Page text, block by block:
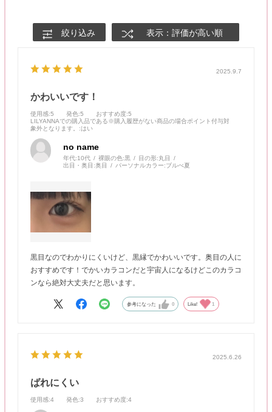
絞り込み 表示：評価が高い順
2025.9.7
かわいいです！
使用感:5 発色:5 おすすめ度:5
LILYANNAでの購入品である※購入履歴がない商品の場合ポイント付与対
象外となります。
:はい
no name
年代:10代 裸眼の色:黒 目の形:丸目
出目・奥目:奥目 パーソナルカラー:ブルべ夏
黒目なのでわかりにくいけど、黒縁でかわいいです。奥目の人に
おすすめです！でかいカラコンだと宇宙人になるけどこのカラコ
ンなら絶対大丈夫だと思います。
参考になった 0 Like! 1
2025.6.26
ばれにくい
使用感:4 発色:3 おすすめ度:4